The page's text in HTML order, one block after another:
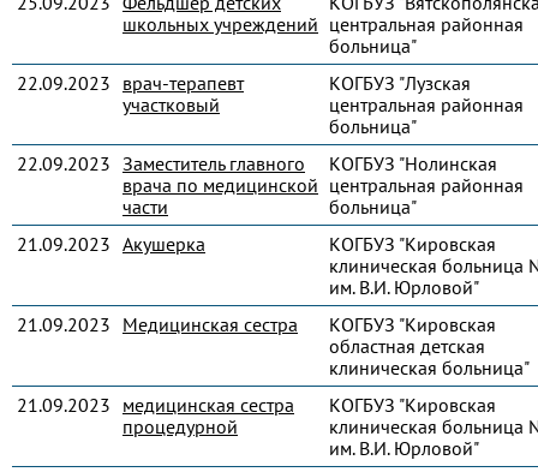
школьных учреждений центральная районная
больница"
22.09.2023 врач-терапевт
участковый
КОГБУЗ "Лузская
центральная районная
больница"
22.09.2023 Заместитель главного
врача по медицинской
части
КОГБУЗ "Нолинская
центральная районная
больница"
21.09.2023 Акушерка
КОГБУЗ "Кировская
клиническая больница
им. В.И. Юрловой"
21.09.2023 Медицинская сестра
КОГБУЗ "Кировская
областная детская
клиническая больница"
21.09.2023 медицинская сестра
процедурной
КОГБУЗ "Кировская
клиническая больница
им. В.И. Юрловой"